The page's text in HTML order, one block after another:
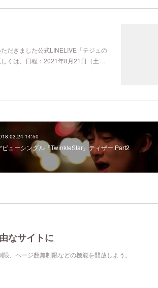
だきました公式LINELIVE「テジュの
くは、日程：2021年8月21日（土…
14:50
ビューシングル『TwinkleStar』ティザー Part2
なサイトに
、ページ数無制限などの機能を開放しよう。